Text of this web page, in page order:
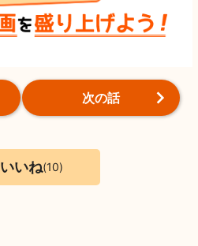
次の話
いいね 10